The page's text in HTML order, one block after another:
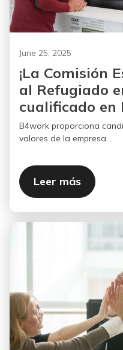
June 25, 2025
¡La Comisión
al Refugiado
cualificado en
B4work proporciona
valores de la empresa...
Leer más